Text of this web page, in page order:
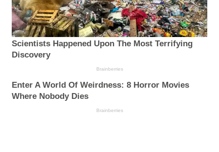
Scientists Happened Upon The Most Terrifying
Discovery
Brainberries
Enter A World Of Weirdness: 8 Horror Movies
Where Nobody Dies
Brainberries